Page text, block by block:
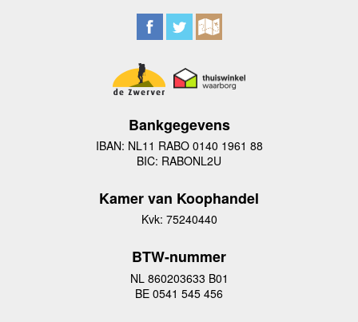
Bankgegevens
IBAN: NL11 RABO 0140 1961 88
BIC: RABONL2U
Kamer van Koophandel
Kvk: 75240440
BTW-nummer
NL 860203633 B01
BE 0541 545 456